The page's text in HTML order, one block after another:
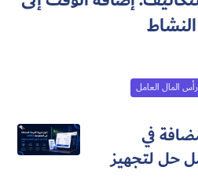
رأس المال العامل
في
2026: أفضل حل لتجهيز